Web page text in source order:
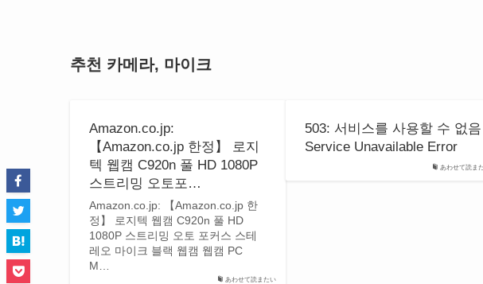
추천 카메라, 마이크
あわせて読またい
Amazon.co.jp:
【Amazon.co.jp 한정】 로지
텍 웹캠 C920n 풀 HD 1080P
스트리밍 오토포…
Amazon.co.jp: 【Amazon.co.jp 한
정】 로지텍 웹캠 C920n 풀 HD
1080P 스트리밍 오토 포커스 스테
레오 마이크 블랙 웹캠 웹캠 PC
M…
あわせて読ま
503: 서비스를 사용할 수 없음
Service Unavailable Error